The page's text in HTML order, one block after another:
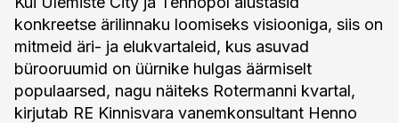
konkreetse ärilinnaku loomiseks visiooniga, siis on
mitmeid äri- ja elukvartaleid, kus asuvad
bürooruumid on üürnike hulgas äärmiselt
populaarsed, nagu näiteks Rotermanni kvartal,
kirjutab RE Kinnisvara vanemkonsultant Henno